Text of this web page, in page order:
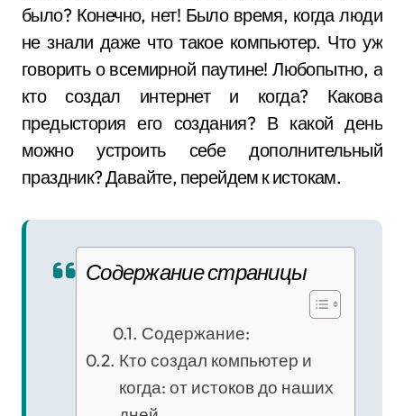
было? Конечно, нет! Было время, когда люди
не знали даже что такое компьютер. Что уж
говорить о всемирной паутине! Любопытно, а
кто создал интернет и когда? Какова
предыстория его создания? В какой день
можно устроить себе дополнительный
праздник? Давайте, перейдем к истокам.
Содержание страницы
Содержание:
Кто создал компьютер и
когда: от истоков до наших